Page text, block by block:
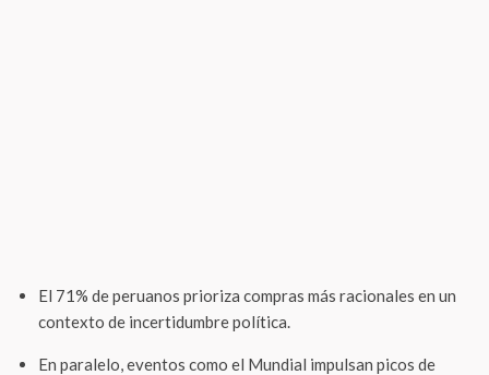
El 71% de peruanos prioriza compras más racionales en un
contexto de incertidumbre política.
En paralelo, eventos como el Mundial impulsan picos de